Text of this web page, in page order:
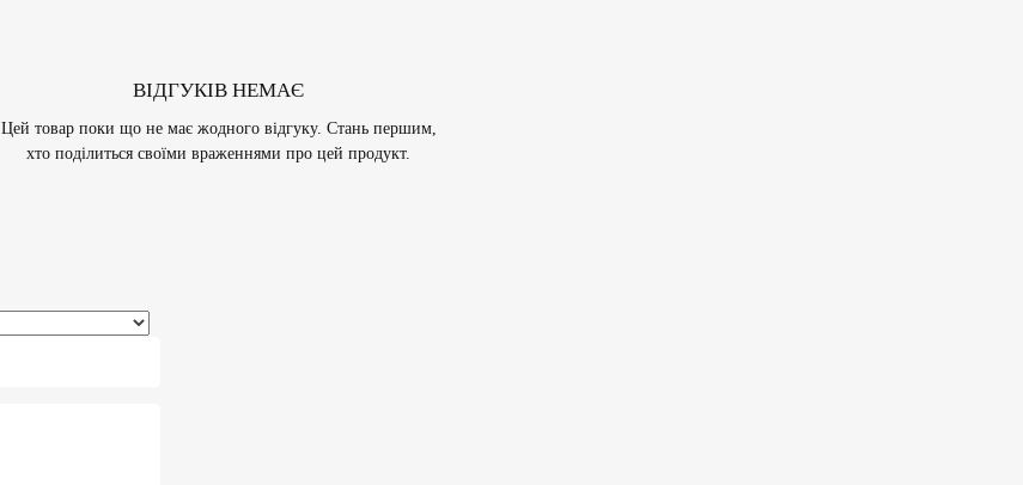
ВІДГУКІВ НЕМАЄ
Цей товар поки що не має жодного відгуку. Стань першим,
хто поділиться своїми враженнями про цей продукт.